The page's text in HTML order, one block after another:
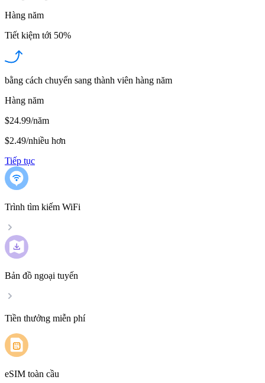
Hàng năm
Tiết kiệm tới 50%
bằng cách chuyển sang thành viên hàng năm
Hàng năm
$24.99/năm
$2.49/nhiều hơn
Tiếp tục
Trình tìm kiếm WiFi
Bản đồ ngoại tuyến
Tiền thưởng miễn phí
eSIM toàn cầu